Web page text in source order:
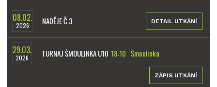
08.02.
2026 NADĚJE Č.3 DETAIL UTKÁNÍ
29.03.
2026 TURNAJ ŠMOULINKA U10 18:10 Šmoulinka
ZÁPIS UTKÁNÍ